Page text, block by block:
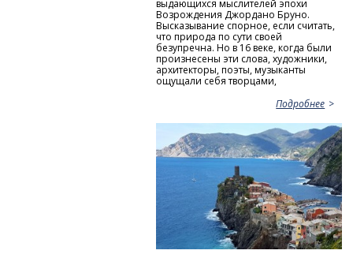
выдающихся мыслителей эпохи
Возрождения Джордано Бруно.
Высказывание спорное, если считать,
что природа по сути своей
безупречна. Но в 16 веке, когда были
произнесены эти слова, художники,
архитекторы, поэты, музыканты
ощущали себя творцами,
Подробнее